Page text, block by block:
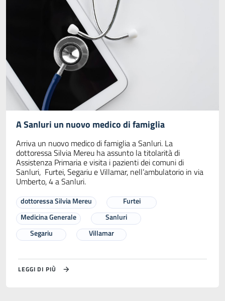
A Sanluri un nuovo medico di famiglia
Arriva un nuovo medico di famiglia a Sanluri. La
dottoressa Silvia Mereu ha assunto la titolarità di
Assistenza Primaria e visita i pazienti dei comuni di
Sanluri, Furtei, Segariu e Villamar, nell’ambulatorio in via
Umberto, 4 a Sanluri.
dottoressa Silvia Mereu
Furtei
Medicina Generale
Sanluri
Segariu
Villamar
LEGGI DI PIÙ